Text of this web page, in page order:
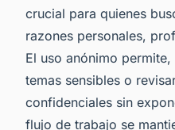
crucial para quienes
razones personales,
El uso anónimo
temas sensibles o
confidenciales sin
flujo de trabajo se